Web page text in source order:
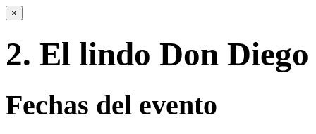
×
2. El lindo Don Diego
Fechas del evento